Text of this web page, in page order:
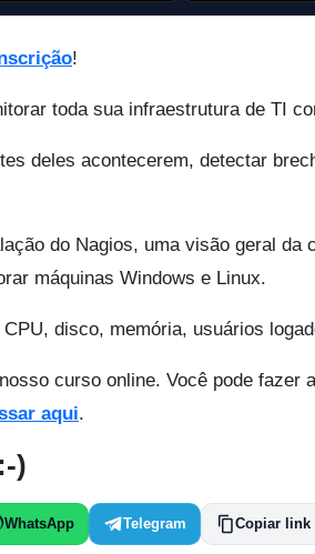
!
toda sua infraestrutura de TI
deles acontecerem, detectar
do Nagios, uma visão geral da
máquinas Windows e Linux.
disco, memória, usuários
curso online. Você pode fazer a
aqui.
)
WhatsApp Telegram Copiar link